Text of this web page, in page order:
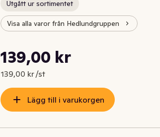
Utgått ur sortimentet
Visa alla varor från Hedlundgruppen
Nuvarande pris är: 139,00 kr
139,00 kr
139,00 kr /st
Styckpris: 139,00 kr /st
Lägg till i varukorgen